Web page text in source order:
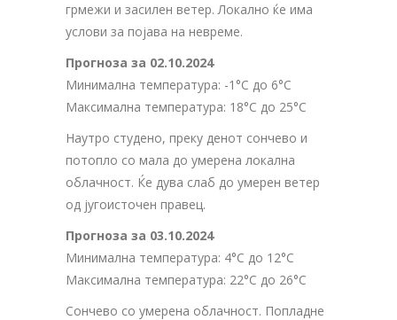
грмежи и засилен ветер. Локално ќе има
услови за појава на невреме.
Прогноза за 02.10.2024
Минимална температура: -1°C до 6°C
Максимална температура: 18°C до 25°C
Наутро студено, преку денот сончево и
потопло со мала до умерена локална
облачност. Ќе дува слаб до умерен ветер
од југоисточен правец.
Прогноза за 03.10.2024
Минимална температура: 4°C до 12°C
Максимална температура: 22°C до 26°C
Сончево со умерена облачност. Попладне